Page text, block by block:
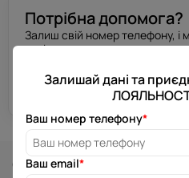
Потрібна допомога?
Залиш свій номер телефону, і
декілька хвилин.
Отримати
Схожі товари
Залишай дані та
Ваш номер телефону*
Ваш email*